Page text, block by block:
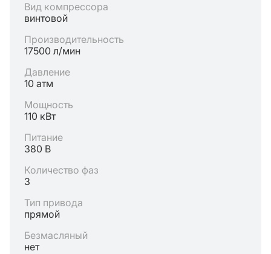
Вид компрессора
винтовой
Производительность
17500 л/мин
Давление
10 атм
Мощность
110 кВт
Питание
380 В
Количество фаз
3
Тип привода
прямой
Безмасляный
нет